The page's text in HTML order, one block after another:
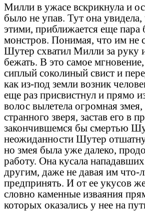
Милли в ужасе вскрикнула и
было не упав. Тут она увидела,
этими, приближается еще пара
монстров. Понимая, что им не
Шутер схватил Милли за руку
бежать. В это самое мгновение,
сиплый соколиный свист и
как из-под земли возник
еще раз присвистнул и прямо
волос вылетела огромная
странного зверя, застав его в
закончившемся бы смертью
неожиданности Шутер
но змея была уже далеко,
работу. Она кусала
другим, даже не давая им что-
предпринять. И от ее укусов
словно каменные изваяния
которых оказались у нее на